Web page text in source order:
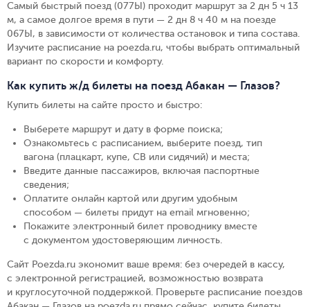
Самый быстрый поезд (077Ы) проходит маршрут за 2 дн 5 ч 13
м, а самое долгое время в пути — 2 дн 8 ч 40 м на поезде
067Ы, в зависимости от количества остановок и типа состава.
Изучите расписание на poezda.ru, чтобы выбрать оптимальный
вариант по скорости и комфорту.
Как купить ж/д билеты на поезд Абакан — Глазов?
Купить билеты на сайте просто и быстро:
Выберете маршрут и дату в форме поиска;
Ознакомьтесь с расписанием, выберите поезд, тип
вагона (плацкарт, купе, СВ или сидячий) и места;
Введите данные пассажиров, включая паспортные
сведения;
Оплатите онлайн картой или другим удобным
способом — билеты придут на email мгновенно;
Покажите электронный билет проводнику вместе
с документом удостоверяющим личность.
Сайт Poezda.ru экономит ваше время: без очередей в кассу,
с электронной регистрацией, возможностью возврата
и круглосуточной поддержкой. Проверьте расписание поездов